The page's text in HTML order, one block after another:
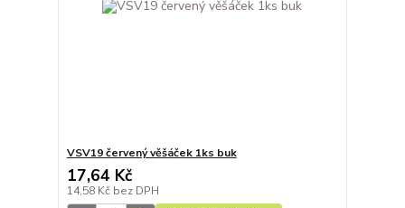
VSV19 červený věšáček 1ks buk
17,64 Kč
14,58 Kč bez DPH